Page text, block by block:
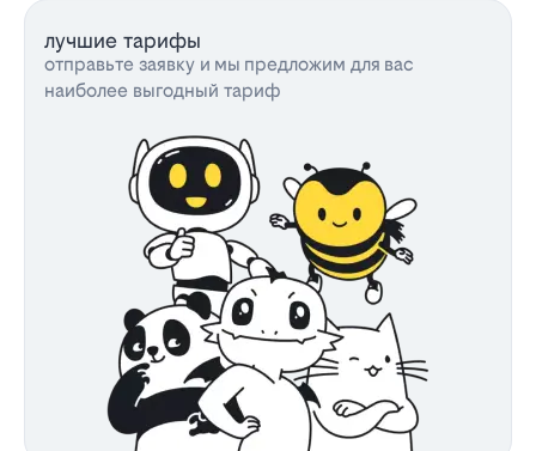
лучшие тарифы
отправьте заявку и мы предложим для вас
наиболее выгодный тариф